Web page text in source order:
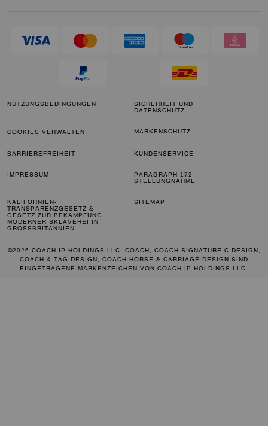
NUTZUNGSBEDINGUNGEN
SICHERHEIT UND
DATENSCHUTZ
COOKIES VERWALTEN MARKENSCHUTZ
BARRIEREFREIHEIT KUNDENSERVICE
IMPRESSUM
PARAGRAPH 172
STELLUNGNAHME
KALIFORNIEN-
TRANSPARENZGESETZ &
GESETZ ZUR BEKÄMPFUNG
MODERNER SKLAVEREI IN
GROSSBRITANNIEN
SITEMAP
©2026 COACH IP HOLDINGS LLC. COACH, COACH SIGNATURE C DESIGN,
COACH & TAG DESIGN, COACH HORSE & CARRIAGE DESIGN SIND
EINGETRAGENE MARKENZEICHEN VON COACH IP HOLDINGS LLC.